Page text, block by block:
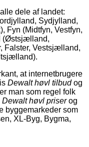
dele af landet:
Sydjylland,
Fyn (Midtfyn, Vestfyn,
(Østsjælland,
Falster, Vestsjælland,
at internetbrugere
Dewalt høvl tilbudog
man som regel folk
Dewalt høvl priserog
byggemarkeder som
XL-Byg, Bygma,